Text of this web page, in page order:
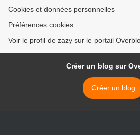
Cookies et données personnelles
Préférences cookies
Voir le profil de zazy sur le portail
Créer un blog sur
Créer un blog